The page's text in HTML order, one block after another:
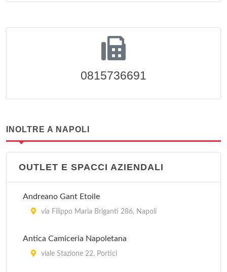
0815736691
INOLTRE A NAPOLI
OUTLET E SPACCI AZIENDALI
Andreano Gant Etoile
via Filippo Maria Briganti 286, Napoli
Antica Camiceria Napoletana
viale Stazione 22, Portici